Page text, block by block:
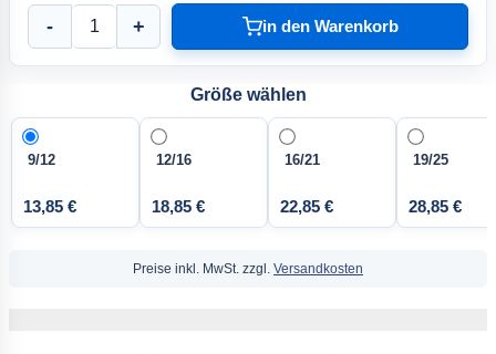
- + in den Warenkorb
Größe wählen
9/12
13,85 €
12/16
18,85 €
16/21
22,85 €
19/25
28,85 €
Preise inkl. MwSt. zzgl. Versandkosten